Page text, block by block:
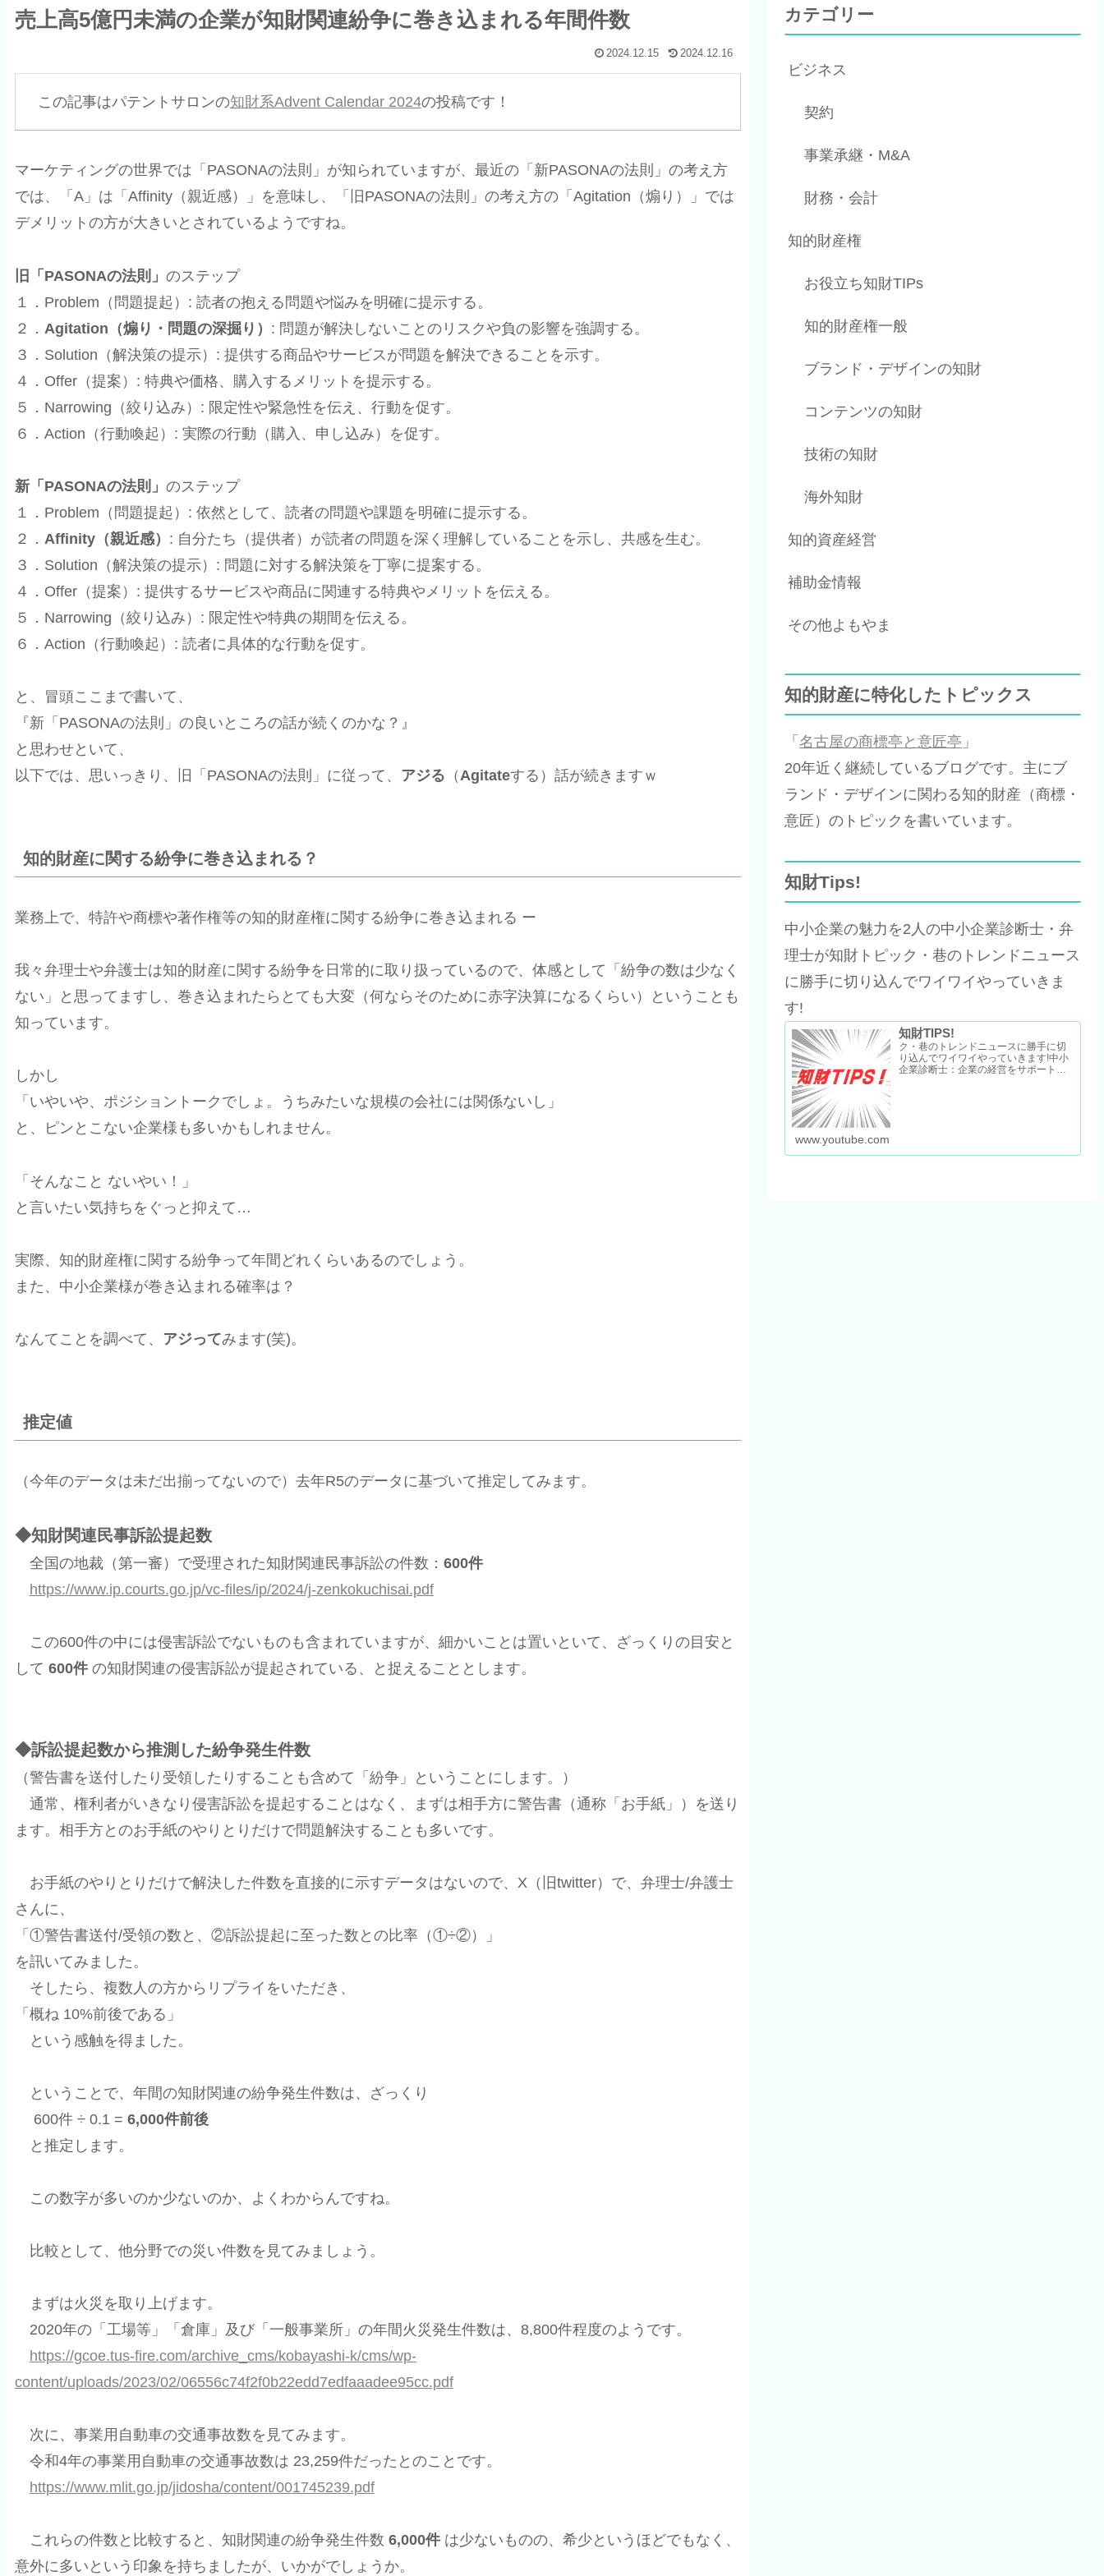
売上高5億円未満の企業が知財関連紛争に巻き込まれる年間件数
2024.12.15 2024.12.16
この記事はパテントサロンの知財系Advent Calendar 2024の投稿です！
マーケティングの世界では「PASONAの法則」が知られていますが、最近の「新PASONAの法則」の考え方
では、「A」は「Affinity（親近感）」を意味し、「旧PASONAの法則」の考え方の「Agitation（煽り）」では
デメリットの方が大きいとされているようですね。
旧「PASONAの法則」 のステップ
１．Problem（問題提起）: 読者の抱える問題や悩みを明確に提示する。
２． Agitation（煽り・問題の深掘り） : 問題が解決しないことのリスクや負の影響を強調する。
３．Solution（解決策の提示）: 提供する商品やサービスが問題を解決できることを示す。
４．Offer（提案）: 特典や価格、購入するメリットを提示する。
５．Narrowing（絞り込み）: 限定性や緊急性を伝え、行動を促す。
６．Action（行動喚起）: 実際の行動（購入、申し込み）を促す。
新「PASONAの法則」 のステップ
１．Problem（問題提起）: 依然として、読者の問題や課題を明確に提示する。
２． Affinity（親近感） : 自分たち（提供者）が読者の問題を深く理解していることを示し、共感を生む。
３．Solution（解決策の提示）: 問題に対する解決策を丁寧に提案する。
４．Offer（提案）: 提供するサービスや商品に関連する特典やメリットを伝える。
５．Narrowing（絞り込み）: 限定性や特典の期間を伝える。
６．Action（行動喚起）: 読者に具体的な行動を促す。
と、冒頭ここまで書いて、
『新「PASONAの法則」の良いところの話が続くのかな？』
と思わせといて、
以下では、思いっきり、旧「PASONAの法則」に従って、 アジる （ Agitateする）話が続きますｗ
知的財産に関する紛争に巻き込まれる？
業務上で、特許や商標や著作権等の知的財産権に関する紛争に巻き込まれる ー
我々弁理士や弁護士は知的財産に関する紛争を日常的に取り扱っているので、体感として「紛争の数は少なく
ない」と思ってますし、巻き込まれたらとても大変（何ならそのために赤字決算になるくらい）ということも
知っています。
しかし
「いやいや、ポジショントークでしょ。うちみたいな規模の会社には関係ないし」
と、ピンとこない企業様も多いかもしれません。
「そんなこと ないやい！」
と言いたい気持ちをぐっと抑えて…
実際、知的財産権に関する紛争って年間どれくらいあるのでしょう。
また、中小企業様が巻き込まれる確率は？
なんてことを調べて、 アジってみます(笑)。
推定値
（今年のデータは未だ出揃ってないので）去年R5のデータに基づいて推定してみます。
◆知財関連民事訴訟提起数
全国の地裁（第一審）で受理された知財関連民事訴訟の件数： 600件
https://www.ip.courts.go.jp/vc-files/ip/2024/j-zenkokuchisai.pdf
この600件の中には侵害訴訟でないものも含まれていますが、細かいことは置いといて、ざっくりの目安と
して 600件の知財関連の侵害訴訟が提起されている、と捉えることとします。
◆訴訟提起数から推測した紛争発生件数
（警告書を送付したり受領したりすることも含めて「紛争」ということにします。）
通常、権利者がいきなり侵害訴訟を提起することはなく、まずは相手方に警告書（通称「お手紙」）を送り
ます。相手方とのお手紙のやりとりだけで問題解決することも多いです。
お手紙のやりとりだけで解決した件数を直接的に示すデータはないので、X（旧twitter）で、弁理士/弁護士
さんに、
「①警告書送付/受領の数と、②訴訟提起に至った数との比率（①÷②）」
を訊いてみました。
そしたら、複数人の方からリプライをいただき、
「概ね 10%前後である」
という感触を得ました。
ということで、年間の知財関連の紛争発生件数は、ざっくり
600件 ÷ 0.1 = 6,000件前後
と推定します。
この数字が多いのか少ないのか、よくわからんですね。
比較として、他分野での災い件数を見てみましょう。
まずは火災を取り上げます。
2020年の「工場等」「倉庫」及び「一般事業所」の年間火災発生件数は、8,800件程度のようです。
https://gcoe.tus-fire.com/archive_cms/kobayashi-k/cms/wp-
content/uploads/2023/02/06556c74f2f0b22edd7edfaaadee95cc.pdf
次に、事業用自動車の交通事故数を見てみます。
令和4年の事業用自動車の交通事故数は 23,259件だったとのことです。
https://www.mlit.go.jp/jidosha/content/001745239.pdf
これらの件数と比較すると、知財関連の紛争発生件数 6,000件は少ないものの、希少というほどでもなく、
意外に多いという印象を持ちましたが、いかがでしょうか。
カテゴリー
ビジネス
契約
事業承継・M&A
財務・会計
知的財産権
お役立ち知財TIPs
知的財産権一般
ブランド・デザインの知財
コンテンツの知財
技術の知財
海外知財
知的資産経営
補助金情報
その他よもやま
知的財産に特化したトピックス
「名古屋の商標亭と意匠亭 」
20年近く継続しているブログです。主にブ
ランド・デザインに関わる知的財産（商標・
意匠）のトピックを書いています。
知財Tips!
中小企業の魅力を2人の中小企業診断士・弁
理士が知財トピック・巷のトレンドニュース
に勝手に切り込んでワイワイやっていきま
す!
知財TIPS!
ク・巷のトレンドニュースに勝手に切
り込んでワイワイやっていきます!中小
企業診断士：企業の経営をサポートす
www.youtube.com